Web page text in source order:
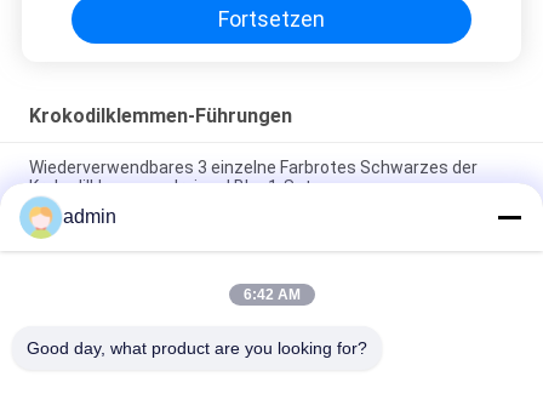
Fortsetzen
Krokodilklemmen-Führungen
Wiederverwendbares 3 einzelne Farbrotes Schwarzes der
Krokodilklemmen-drei und Blue1-Satz
EMG schirmte Krokodilklemmen mit 3 Stiftlärm-
Verbindungsstück-Kabel des Alligator 5 ab
Wiederverwendbare Krokodilklemmen mit zwei Alligatoren rot
admin
6:42 AM
Good day, what product are you looking for?